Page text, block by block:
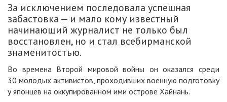
За исключением последовала успешная
забастовка — и мало кому известный
начинающий журналист не только был
восстановлен, но и стал всебирманской
знаменитостью.
Во времена Второй мировой войны он оказался среди
30 молодых активистов, проходивших военную подготовку
у японцев на оккупированном ими острове Хайнань.